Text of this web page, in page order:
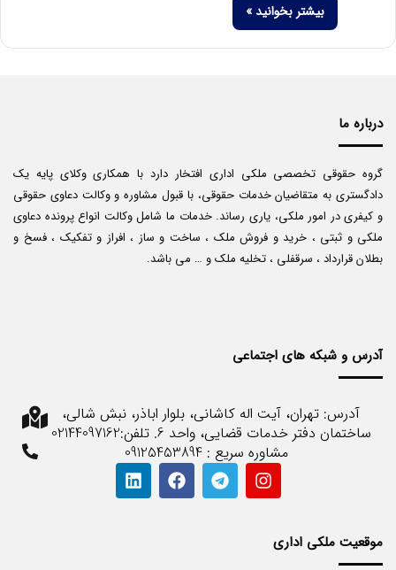
بیشتر بخوانید »
درباره ما
گروه حقوقی تخصصی ملکی اداری افتخار دارد با همکاری وکلای پایه یک
دادگستری به متقاضیان خدمات حقوقی، با قبول مشاوره و وکالت دعاوی حقوقی
و کیفری در امور ملکی، یاری رساند. خدمات ما شامل وکالت انواع پرونده دعاوی
ملکی و ثبتی ، خرید و فروش ملک ، ساخت و ساز ، افراز و تفکیک ، فسخ و
بطلان قرارداد ، سرقفلی ، تخلیه ملک و … می باشد.
آدرس و شبکه های اجتماعی
آدرس: تهران، آیت اله کاشانی، بلوار اباذر، نبش شالی،
ساختمان دفتر خدمات قضایی، واحد 6. تلفن:02144097162
مشاوره سریع : 09125453894
موقعیت ملکی اداری